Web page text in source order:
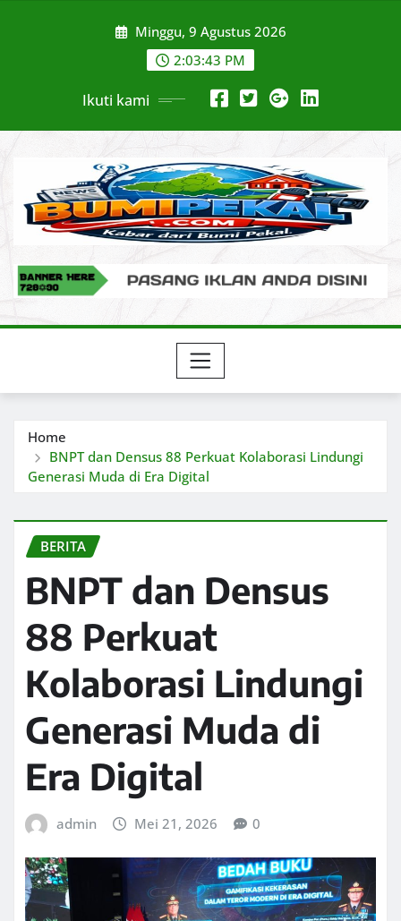
Minggu, 9 Agustus 2026
2:03:44 PM
Ikuti kami
Home
BNPT dan Densus 88 Perkuat Kolaborasi Lindungi
Generasi Muda di Era Digital
BERITA
BNPT dan Densus
88 Perkuat
Kolaborasi Lindungi
Generasi Muda di
Era Digital
admin Mei 21, 2026 0